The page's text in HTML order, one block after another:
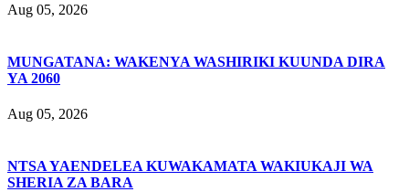
Aug 05, 2026
MUNGATANA: WAKENYA WASHIRIKI KUUNDA DIRA
YA 2060
Aug 05, 2026
NTSA YAENDELEA KUWAKAMATA WAKIUKAJI WA
SHERIA ZA BARA